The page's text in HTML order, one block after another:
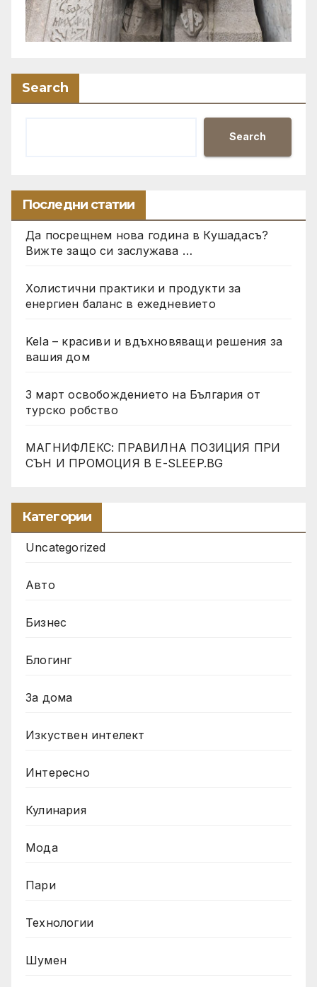
Search
Search
Последни статии
Да посрещнем нова година в Кушадасъ?
Вижте защо си заслужава …
Холистични практики и продукти за
енергиен баланс в ежедневието
Kela – красиви и вдъхновяващи решения за
вашия дом
3 март освобождението на България от
турско робство
МАГНИФЛЕКС: ПРАВИЛНА ПОЗИЦИЯ ПРИ
СЪН И ПРОМОЦИЯ В Е-SLEEP.BG
Категории
Uncategorized
Авто
Бизнес
Блогинг
За дома
Изкуствен интелект
Интересно
Кулинария
Мода
Пари
Технологии
Шумен